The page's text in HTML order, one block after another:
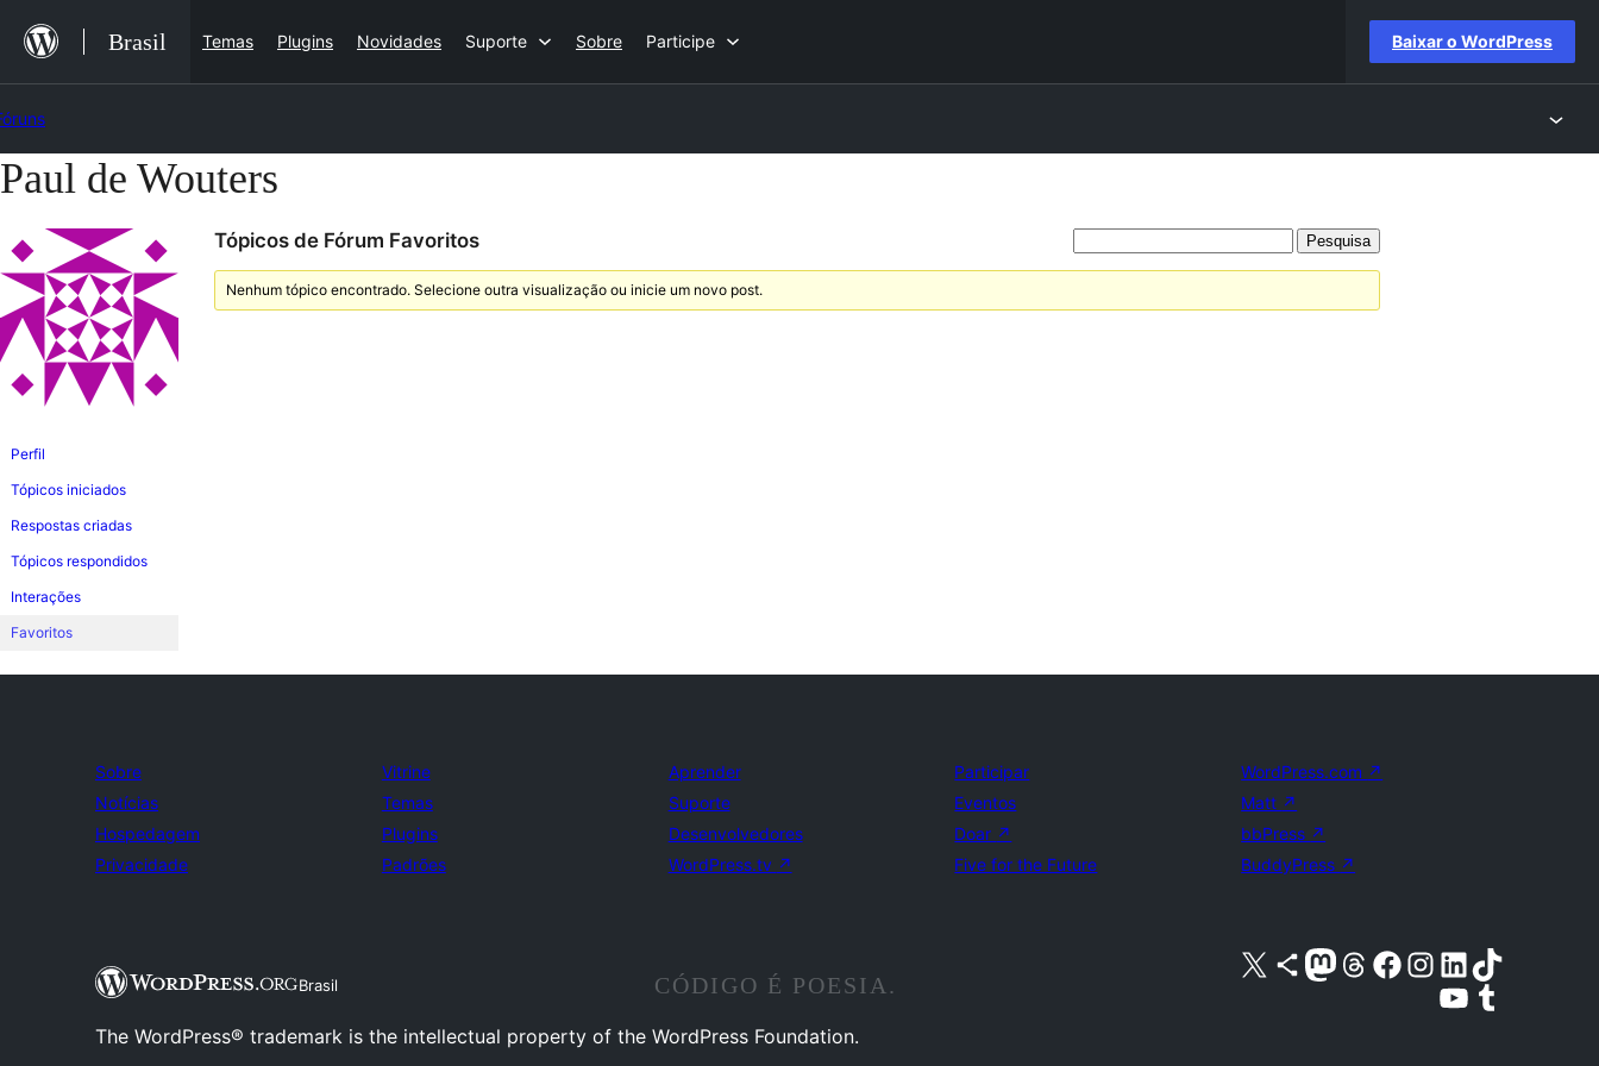
para
o
conteúdo
Brasil Temas Plugins Novidades Suporte Sobre Participe Baixar o WordPress
Pular
conteúdo
Paul de Wouters
Perfil
Tópicos iniciados
Respostas criadas
Tópicos respondidos
Interações
Favoritos
Tópicos de Fórum Favoritos
Nenhum tópico encontrado. Selecione outra visualização ou inicie um novo post.
Sobre
Notícias
Hospedagem
Privacidade
Vitrine
Temas
Plugins
Padrões
Aprender
Suporte
Desenvolvedores
WordPress.tv ↗
Participar
Eventos
Doar ↗
Five for the Future
WordPress.com ↗
Matt ↗
bbPress ↗
BuddyPress ↗
Brasil
Acessar nossa conta do X (antigo Twitter)
Acessar nossa conta do Bluesky
Acessar nossa conta do Mastodon
Acessar nossa conta do Threads
Acessar nossa página do Facebook
Acessar nossa conta do Instagram
Acessar nossa conta do LinkedIn
Acessar nossa conta do TikTok
Acessar nosso canal do YouTube
Acessar nossa conta no Tumblr
CÓDIGO É POESIA.
The WordPress® trademark is the intellectual property of the WordPress Foundation.